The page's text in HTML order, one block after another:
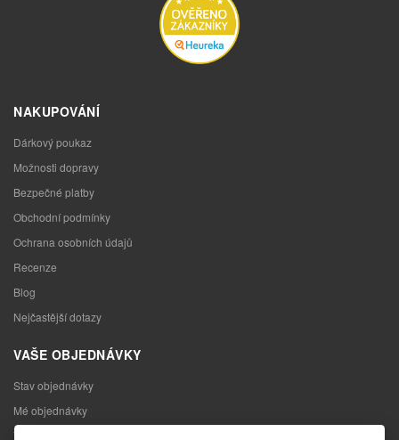
NAKUPOVÁNÍ
Dárkový poukaz
Možnosti dopravy
Bezpečné platby
Obchodní podmínky
Ochrana osobních údajů
Recenze
Blog
Nejčastější dotazy
VAŠE OBJEDNÁVKY
Stav objednávky
Mé objednávky
Výměna zboží